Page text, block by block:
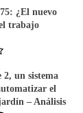
¿El nuevo
trabajo
2, un sistema
el
– Análisis